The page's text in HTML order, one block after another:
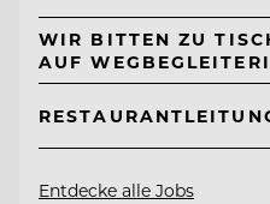
WIR BITTEN ZU
AUF
Entdecke alle Jobs